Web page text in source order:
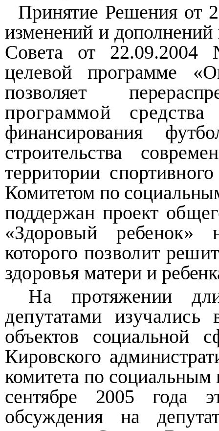
Принятие Решения от
изменений и
Совета от
целевой программе
позволяет
программой
финансирования
строительства
территории
Комитетом по
поддержан проект
«Здоровый ребенок»
которого позволит
здоровья матери и
На протяжении
депутатами изучались
объектов социальной
Кировского
комитета по социальным
сентябре 2005 года
обсуждения на